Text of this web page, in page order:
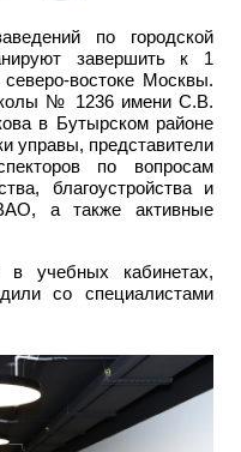
по городской
завершить к 1
востоке Москвы.
№ 1236 имени С.В.
в Бутырском районе
управы, представители
по вопросам
благоустройства и
а также активные
в учебных кабинетах,
со специалистами